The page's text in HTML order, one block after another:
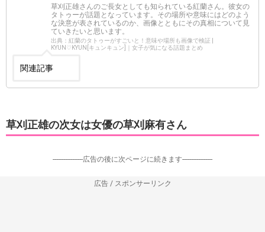
草刈正雄さんのご長女としても知られている紅蘭さん。彼女の
タトゥーが話題となっています。その場所や意味にはどのよう
な決意が表されているのか、画像とともにその真相について見
ていきたいと思います。
出典：紅蘭のタトゥーがすごいと！意味や場所も画像で検証 |
KYUN♡KYUN[キュンキュン]｜女子が気になる話題まとめ
関連記事
草刈正雄の次女は女優の草刈麻有さん
-----------------広告の後に次ページに続きます-----------------
広告 / スポンサーリンク